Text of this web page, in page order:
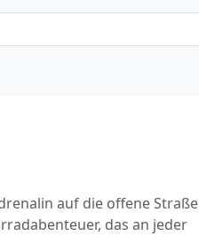
auf die offene Straße
das an jeder